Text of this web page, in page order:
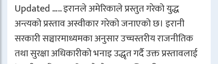
Updated ….. इरानले अमेरिकाले प्रस्तुत गरेको युद्ध
अन्त्यको प्रस्ताव अस्वीकार गरेको जनाएको छ। इरानी
सरकारी सञ्चारमाध्यमका अनुसार उच्चस्तरीय राजनीतिक
तथा सुरक्षा अधिकारीको भनाइ उद्धृत गर्दै उक्त प्रस्तावलाई